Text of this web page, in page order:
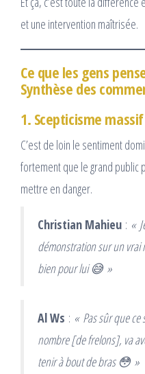
et une intervention maîtrisée.
Ce que les gens
Synthèse des
1. Scepticisme
C’est de loin le sentiment
fortement que le grand public
mettre en danger.
Christian Mahieu : «
démonstration sur un vrai
bien pour lui 😅 »
Al Ws : « Pas sûr que
nombre [de frelons], va
tenir à bout de bras 😳 »